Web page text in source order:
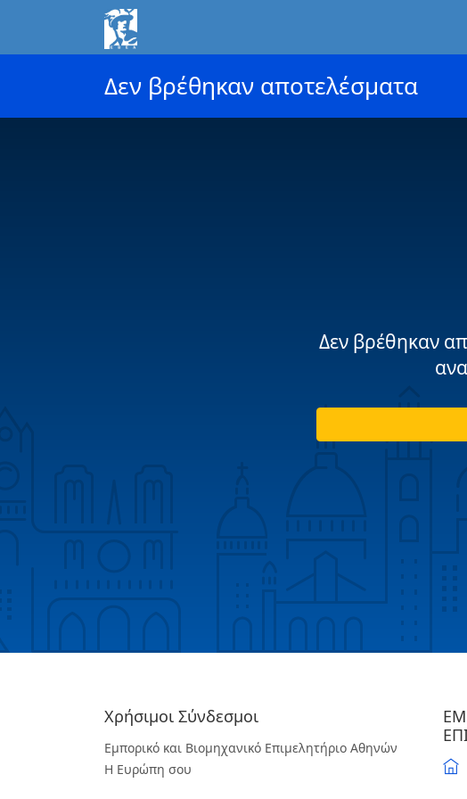
Δεν βρέθηκαν αποτελέσματα
Δεν βρέθηκαν
Χρήσιμοι Σύνδεσμοι
Εμπορικό και Βιομηχανικό Επιμελητήριο Αθηνών
Η Ευρώπη σου